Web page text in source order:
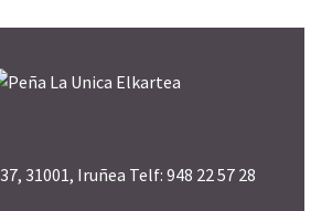
31001, Iruñea Telf: 948 22 57 28